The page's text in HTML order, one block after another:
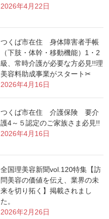
2026年4月22日
つくば市在住 身体障害者手帳
（下肢・体幹・移動機能）1・2
級、常時介護が必要な方必見!!理
美容料助成事業がスタート✂
2026年4月16日
つくば市在住 介護保険 要介
護4～５認定のご家族さま必見!!
2026年4月16日
全国理美容新聞vol.120特集【訪
問美容の価値を伝え、業界の未
来を切り拓く】掲載されまし
た。
2026年2月26日